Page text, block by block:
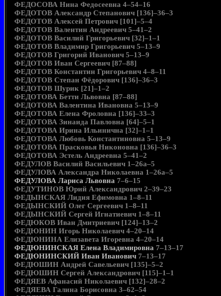
ФЕДОСОВА Нина Федосеевна 4–54–16
ФЕДОТОВ Александр Степанович [136]–36–3
ФЕДОТОВ Алексей Петрович [101]–5–4
ФЕДОТОВ Валентин Андреевич 5–41–2
ФЕДОТОВ Василий Григорьевич [32]–1–1
ФЕДОТОВ Владимир Григорьевич 5–13–9
ФЕДОТОВ Григорий Иванович 5–13–9
ФЕДОТОВ Иван Сергеевич [87–88]
ФЕДОТОВ Константин Григорьевич 4–8–11
ФЕДОТОВ Степан Фёдорович [136]–36–3
ФЕДОТОВ Шурик [21]–1–2
ФЕДОТОВА Бетти Львовна [87–88]
ФЕДОТОВА Валентина Ивановна 5–13–9
ФЕДОТОВА Елена Фроловна [136]–33–3
ФЕДОТОВА Зинаида Павловна [64]–5–1
ФЕДОТОВА Ирина Ильинична [32]–1–1
ФЕДОТОВА Любовь Константиновна 5–13–9
ФЕДОТОВА Прасковья Никоновна [136]–36–3
ФЕДОТОВА Эстель Андреевна 5–41–2
ФЕДУЛОВ Василий Васильевич 1–26а–5
ФЕДУЛОВА Александра Николаевна 1–26а–5
ФЕДУЛОВА Лариса Львовна 7–6–15
ФЕДУТИНОВ Юрий Александрович 2–39–23
ФЕДЫНСКАЯ Лидия Ефимовна 1–8–11
ФЕДЫНСКИЙ Олег Сергеевич 1–8–11
ФЕДЫНСКИЙ Сергей Игнатиевич 1–8–11
ФЕДЮКОВ Иван Дмитриевич [124]–13–2
ФЕДЮНИН Игорь Николаевич 4–20–14
ФЕДЮНИНА Елизавета Игоревна 4–20–14
ФЕДЮНИНСКАЯ Елена Владимировна 7–13–17
ФЕДЮНИНСКИЙ Иван Иванович 7–13–17
ФЕДЮШИН Андрей Савельевич [135]–5–2
ФЕДЮШИН Сергей Александрович [115]–1–1
ФЕДЯЕВ Афанасий Николаевич [132]–28–2
ФЕДЯЕВА Галина Борисовна 3–62–54